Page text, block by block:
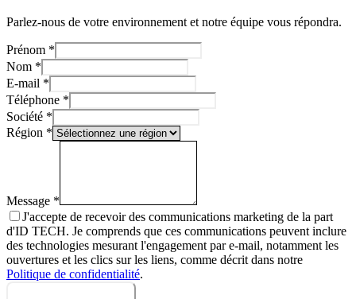
Parlez-nous de votre environnement et notre équipe vous répondra.
Prénom *
Nom *
E-mail *
Téléphone *
Société *
Région *
Message *
J'accepte de recevoir des communications marketing de la part
d'ID TECH. Je comprends que ces communications peuvent inclure
des technologies mesurant l'engagement par e-mail, notamment les
ouvertures et les clics sur les liens, comme décrit dans notre
Politique de confidentialité.